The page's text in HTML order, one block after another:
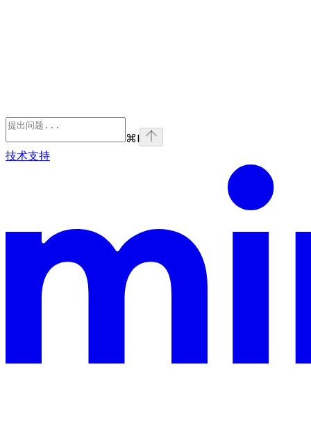
⌘I
技术支持